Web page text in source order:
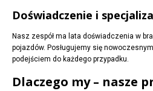
Doświadczenie i
Nasz zespół ma lata doświadczenia w
pojazdów. Posługujemy się
podejściem do każdego przypadku.
Dlaczego my – nasze